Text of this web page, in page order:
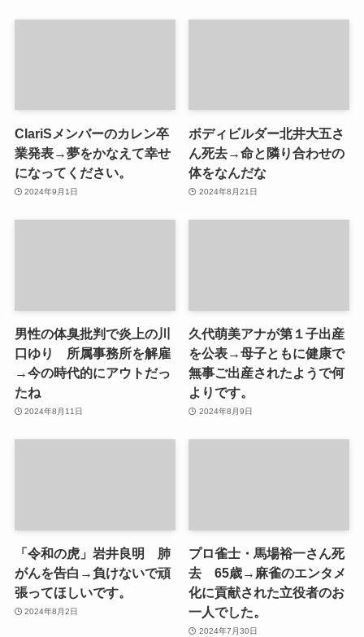
ClariSメンバーのカレン卒
業発表→夢をかなえて幸せ
になってください。
2024年9月1日
ボディビルダー北井大五さ
ん死去→命と隣り合わせの
体をなんだな
2024年8月21日
男性の体臭批判で炎上の川
口ゆり 所属事務所を解雇
→今の時代的にアウトだっ
たね
2024年8月11日
久代萌美アナが第１子出産
を公表→母子ともに健康で
無事ご出産されたようで何
よりです。
2024年8月9日
「令和の虎」岩井良明 肺
がんを告白→負けないで頑
張ってほしいです。
2024年8月2日
プロ雀士・馬場裕一さん死
去 65歳→麻雀のエンタメ
化に貢献された立役者のお
一人でした。
2024年7月30日